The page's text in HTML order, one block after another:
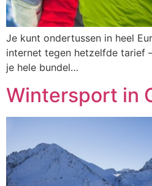
Je kunt ondertussen in heel
internet tegen hetzelfde tarief
je hele bundel…
Wintersport in